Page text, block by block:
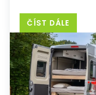
ČÍST DÁLE